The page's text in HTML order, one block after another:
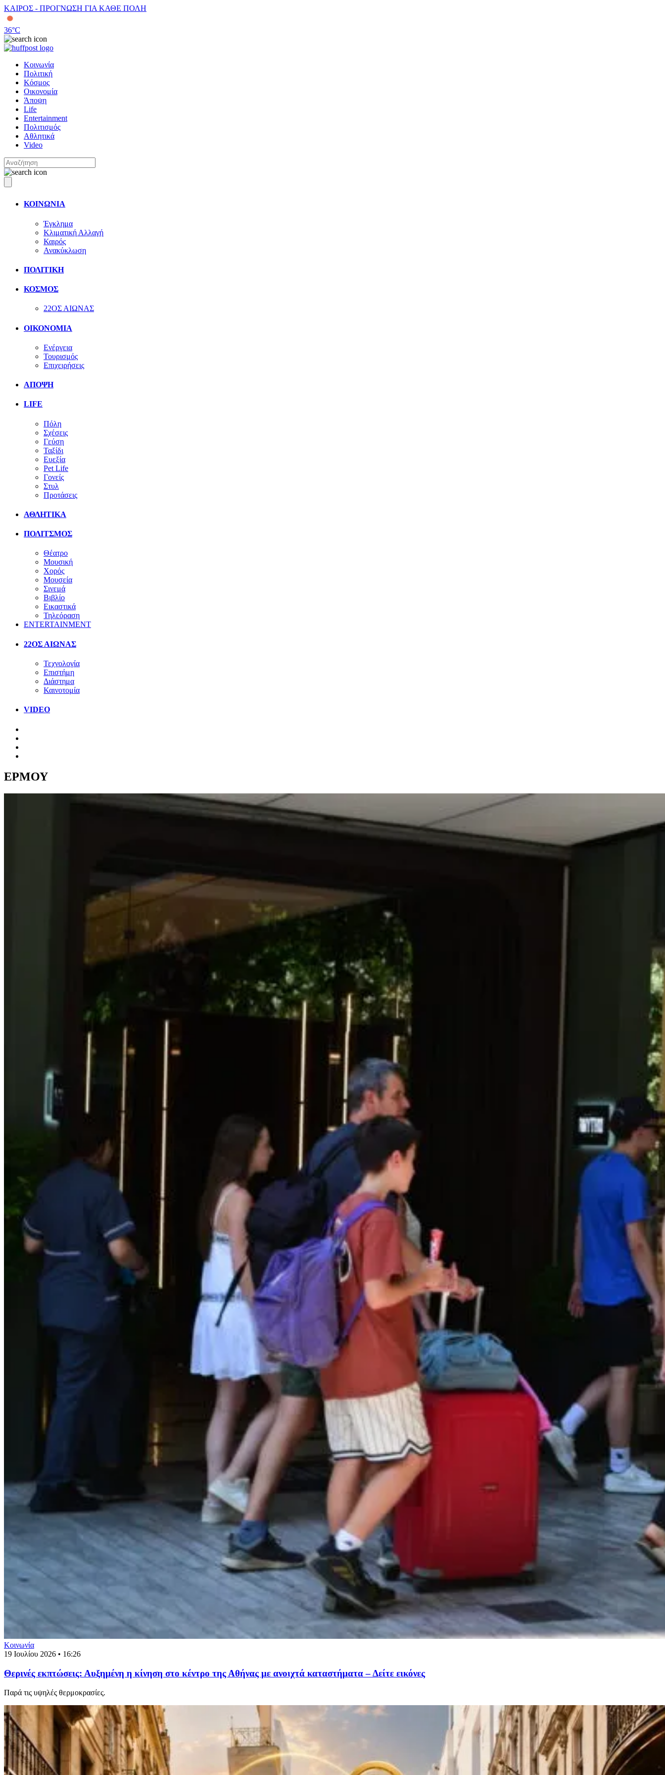
ΚΑΙΡΟΣ - ΠΡΟΓΝΩΣΗ ΓΙΑ ΚΑΘΕ ΠΟΛΗ
36°C
Κοινωνία
Πολιτική
Κόσμος
Οικονομία
Άποψη
Life
Entertainment
Πολιτισμός
Αθλητικά
Video
ΚΟΙΝΩΝΙΑ
Έγκλημα
Κλιματική Αλλαγή
Καιρός
Ανακύκλωση
ΠΟΛΙΤΙΚΗ
ΚΟΣΜΟΣ
22ΟΣ ΑΙΩΝΑΣ
ΟΙΚΟΝΟΜΙΑ
Ενέργεια
Τουρισμός
Επιχειρήσεις
ΑΠΟΨΗ
LIFE
Πόλη
Σχέσεις
Γεύση
Ταξίδι
Ευεξία
Pet Life
Γονείς
Στυλ
Προτάσεις
ΑΘΛΗΤΙΚΑ
ΠΟΛΙΤΣΜΟΣ
Θέατρο
Μουσική
Χορός
Μουσεία
Σινεμά
Βιβλίο
Εικαστικά
Τηλεόραση
ENTERTAINMENT
22ΟΣ ΑΙΩΝΑΣ
Τεχνολογία
Επιστήμη
Διάστημα
Καινοτομία
VIDEO
ΕΡΜΟΥ
Κοινωνία
19 Ιουλίου 2026 • 16:26
Θερινές εκπτώσεις: Αυξημένη η κίνηση στο κέντρο της Αθήνας με ανοιχτά καταστήματα – Δείτε εικόνες
Παρά τις υψηλές θερμοκρασίες.